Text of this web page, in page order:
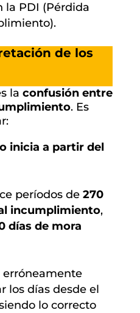
la PDI (Pérdida
de los
la confusión entre
. Es
inicia a partir del
períodos de 270
incumplimiento,
días de mora
erróneamente
los días desde el
lo correcto